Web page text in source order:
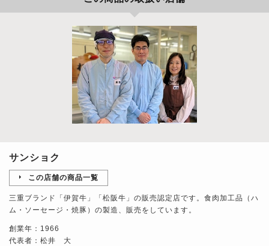
サンショク
この店舗の商品一覧
三重ブランド「伊賀牛」「松阪牛」の販売認定店です。食肉加工品（ハ
ム・ソーセージ・焼豚）の製造、販売をしています。
創業年：1966
代表者：松井 大